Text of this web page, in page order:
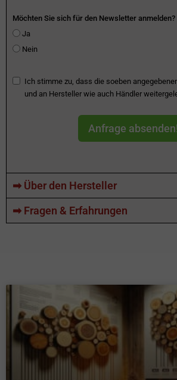
Möchten Sie sich für den Newsletter anmelden?
Ja
Nein
Ich stimme zu, dass die soeben
und an Hersteller wie auch Händler
Anfrage
➡ Über den Hersteller
➡ Fragen & Erfahrungen